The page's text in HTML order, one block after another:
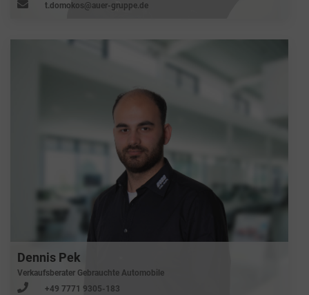
t.domokos@auer-gruppe.de
Dennis Pek
Verkaufsberater Gebrauchte Automobile
+49 7771 9305-183